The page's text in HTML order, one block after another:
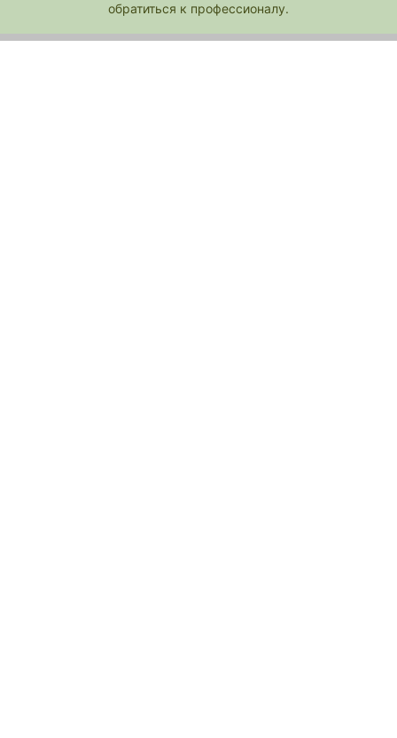
обратиться к профессионалу.